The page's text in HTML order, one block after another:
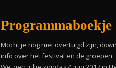
Programmaboekje
Mocht je nog niet overtuigd zijn,
info over het festival en de groepen.